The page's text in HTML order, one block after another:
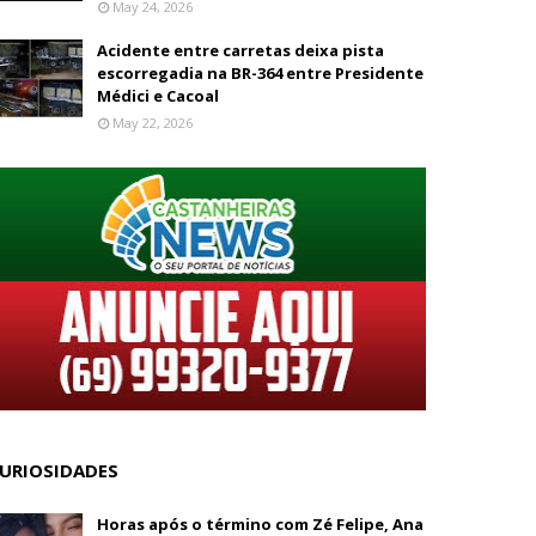
May 24, 2026
Acidente entre carretas deixa pista
escorregadia na BR-364 entre Presidente
Médici e Cacoal
May 22, 2026
Horas após o término com Zé Felipe, Ana